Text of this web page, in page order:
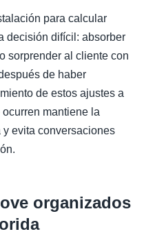
para calcular
decisión difícil: absorber
sorprender al cliente con
de haber
de estos ajustes a
mantiene la
evita conversaciones
organizados